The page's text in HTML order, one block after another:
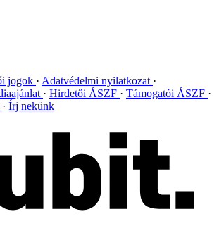
jogok
Adatvédelmi nyilatkozat
Hirdetői ÁSZF
Támogatói ÁSZF
Írj nekünk